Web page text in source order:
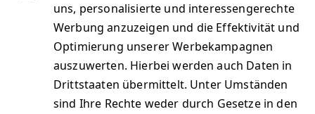
uns, personalisierte und interessengerechte
Werbung anzuzeigen und die Effektivität und
Optimierung unserer Werbekampagnen
auszuwerten. Hierbei werden auch Daten in
Drittstaaten übermittelt. Unter Umständen
sind Ihre Rechte weder durch Gesetze in den